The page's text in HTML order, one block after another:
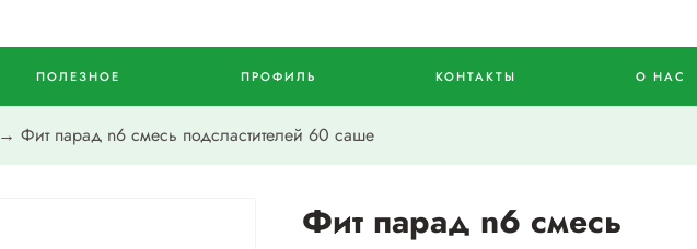
ПОЛЕЗНОЕ ПРОФИЛЬ КОНТАКТЫ О НАС
→ Фит парад n6 смесь подсластителей 60 саше
Фит парад n6 смесь